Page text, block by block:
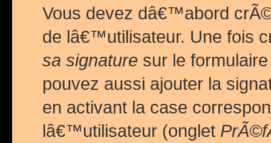
Vous devez dâ€™abord
de lâ€™utilisateur. Une fois
sa signature sur le
pouvez aussi ajouter la
en activant la case
lâ€™utilisateur (onglet